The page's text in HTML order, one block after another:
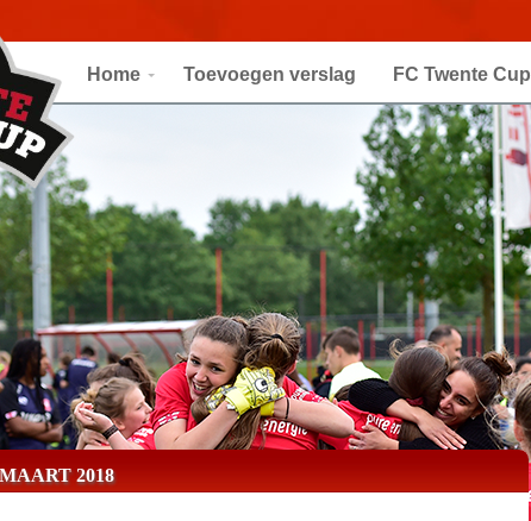
Home Toevoegen verslag FC Twente Cup
2018